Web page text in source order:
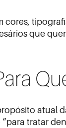
cores,
que
atual
tratar